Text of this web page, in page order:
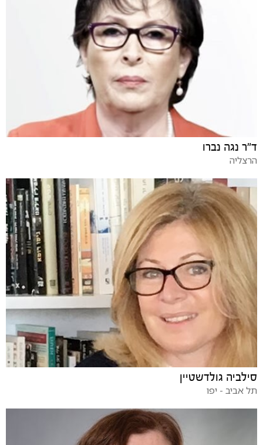
ד"ר נגה נברו
הרצליה
סילביה גולדשטיין
תל אביב - יפו